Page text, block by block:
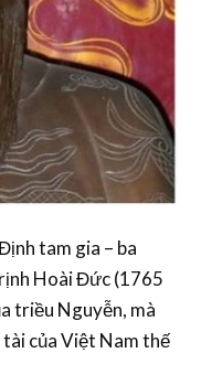
tam gia – ba
Hoài Đức (1765
triều Nguyễn, mà
tài của Việt Nam thế